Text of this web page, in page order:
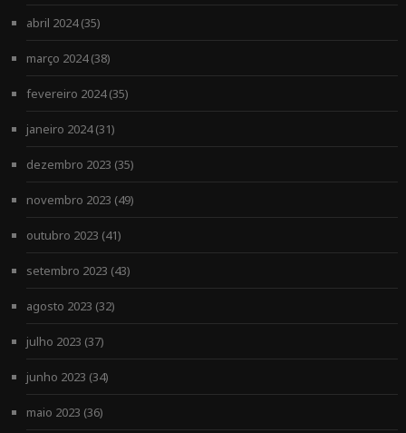
abril 2024(35)
março 2024(38)
fevereiro 2024(35)
janeiro 2024(31)
dezembro 2023 (35)
novembro 2023 (49)
outubro 2023 (41)
setembro 2023 (43)
agosto 2023 (32)
julho 2023 (37)
junho 2023 (34)
maio 2023 (36)